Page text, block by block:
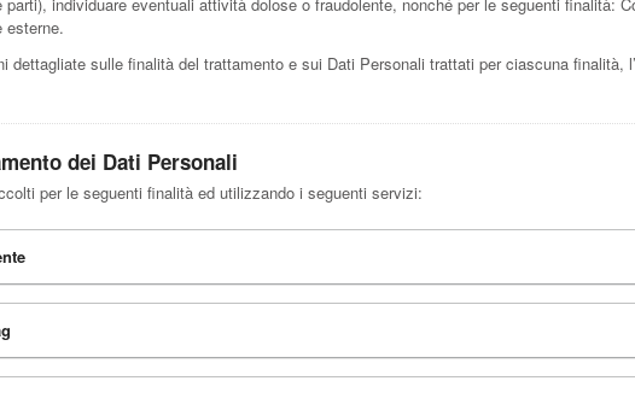
esterne.
dettagliate sulle finalità del trattamento e sui Dati Personali trattati per ciascuna finalità,
dei Dati Personali
per le seguenti finalità ed utilizzando i seguenti servizi: